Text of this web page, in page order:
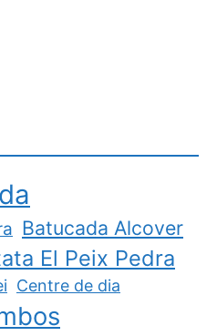
Batucada Alcover
El Peix Pedra
Centre de dia